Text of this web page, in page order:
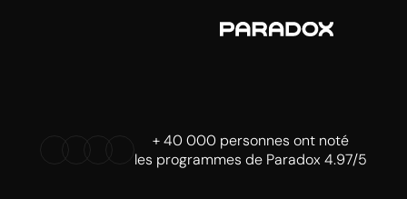
+ 40 000 personnes ont noté
les programmes de Paradox 4.97/5